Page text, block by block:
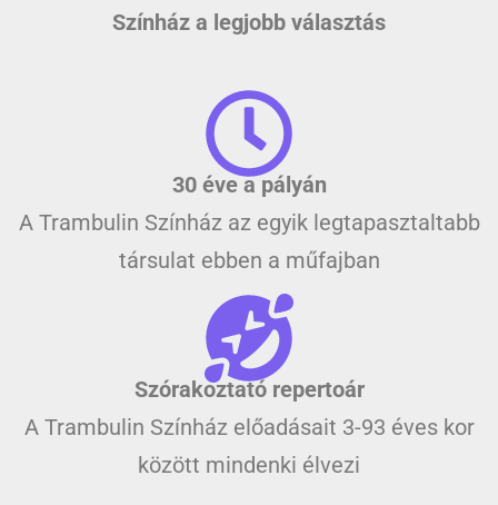
Színház a legjobb választás
30 éve a pályán
A Trambulin Színház az egyik legtapasztaltabb
társulat ebben a műfajban
Szórakoztató repertoár
A Trambulin Színház előadásait 3-93 éves kor
között mindenki élvezi